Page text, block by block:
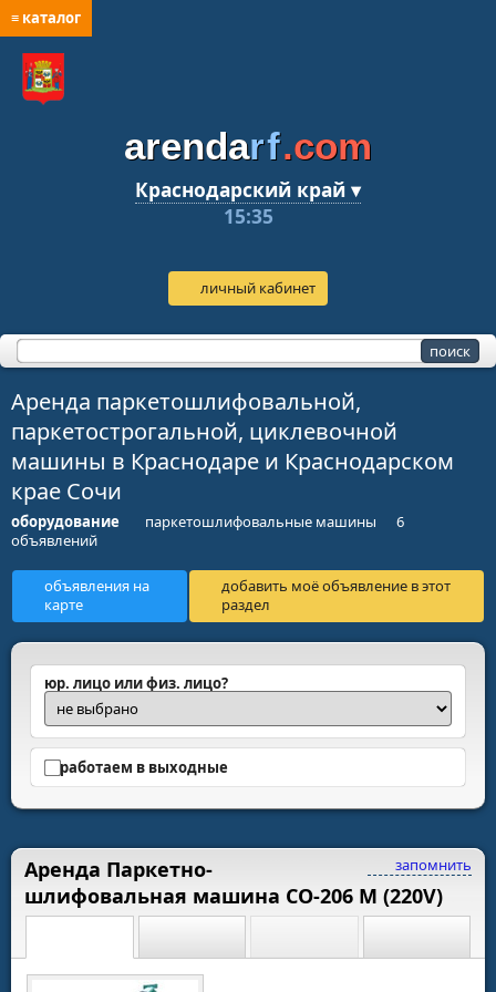
≡ каталог
arendarf.com
Краснодарский край ▾
15:35
личный кабинет
Аренда паркетошлифовальной,
паркетострогальной, циклевочной
машины в Краснодаре и Краснодарском
крае Сочи
оборудование паркетошлифовальные машины
6
объявлений
объявления на
карте
добавить моё объявление в этот
раздел
юр. лицо или физ. лицо?
работаем в выходные
запомнить
Аренда Паркетно-
шлифовальная машина СО-206 М (220V)